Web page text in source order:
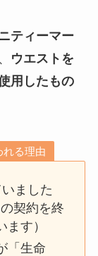
ティーマー
ウエストを
用したもの
れる理由
ました
契約を終
す）
「生命